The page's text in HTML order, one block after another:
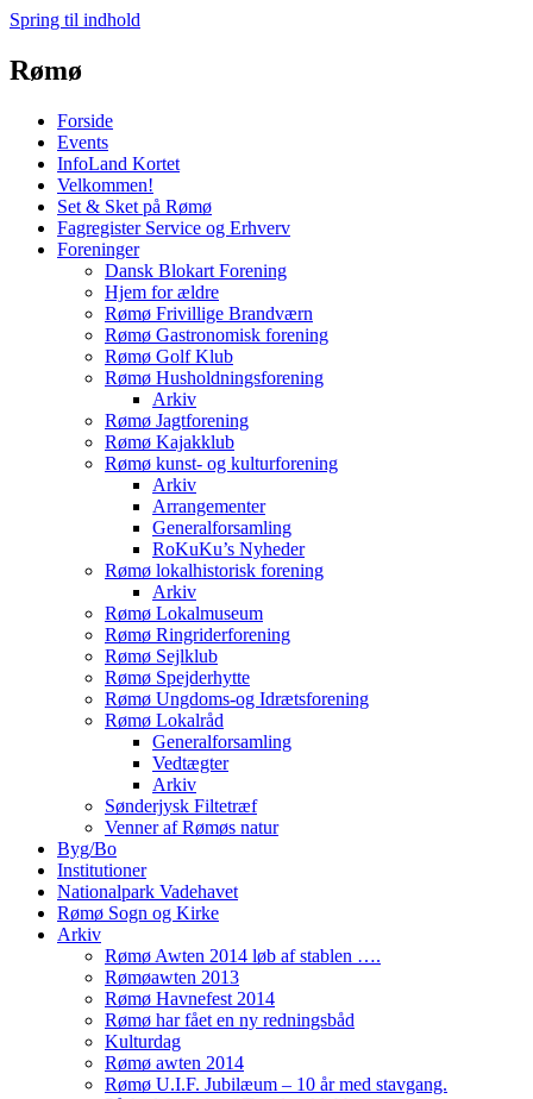
Spring til indhold
Rømø
Forside
Events
InfoLand Kortet
Velkommen!
Set & Sket på Rømø
Fagregister Service og Erhverv
Foreninger
Dansk Blokart Forening
Hjem for ældre
Rømø Frivillige Brandværn
Rømø Gastronomisk forening
Rømø Golf Klub
Rømø Husholdningsforening
Arkiv
Rømø Jagtforening
Rømø Kajakklub
Rømø kunst- og kulturforening
Arkiv
Arrangementer
Generalforsamling
RoKuKu’s Nyheder
Rømø lokalhistorisk forening
Arkiv
Rømø Lokalmuseum
Rømø Ringriderforening
Rømø Sejlklub
Rømø Spejderhytte
Rømø Ungdoms-og Idrætsforening
Rømø Lokalråd
Generalforsamling
Vedtægter
Arkiv
Sønderjysk Filtetræf
Venner af Rømøs natur
Byg/Bo
Institutioner
Nationalpark Vadehavet
Rømø Sogn og Kirke
Arkiv
Rømø Awten 2014 løb af stablen ….
Rømøawten 2013
Rømø Havnefest 2014
Rømø har fået en ny redningsbåd
Kulturdag
Rømø awten 2014
Rømø U.I.F. Jubilæum – 10 år med stavgang.